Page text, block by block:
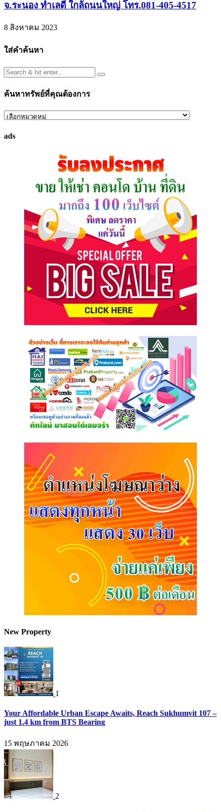
จ.ระนอง ทำเลดี ใกล้ถนนใหญ่ โทร.081-405-4517
8 สิงหาคม 2023
ใส่คำค้นหา
ค้นหาทรัพย์ที่คุณต้องการ
ค้นหา
ที่
ads
New Property
1
Your Affordable Urban Escape Awaits, Reach Sukhumvit 107 –
just 1.4 km from BTS Bearing
15 พฤษภาคม 2026
2